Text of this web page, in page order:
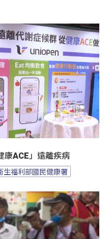
康ACE」遠離疾病
生福利部國民健康署